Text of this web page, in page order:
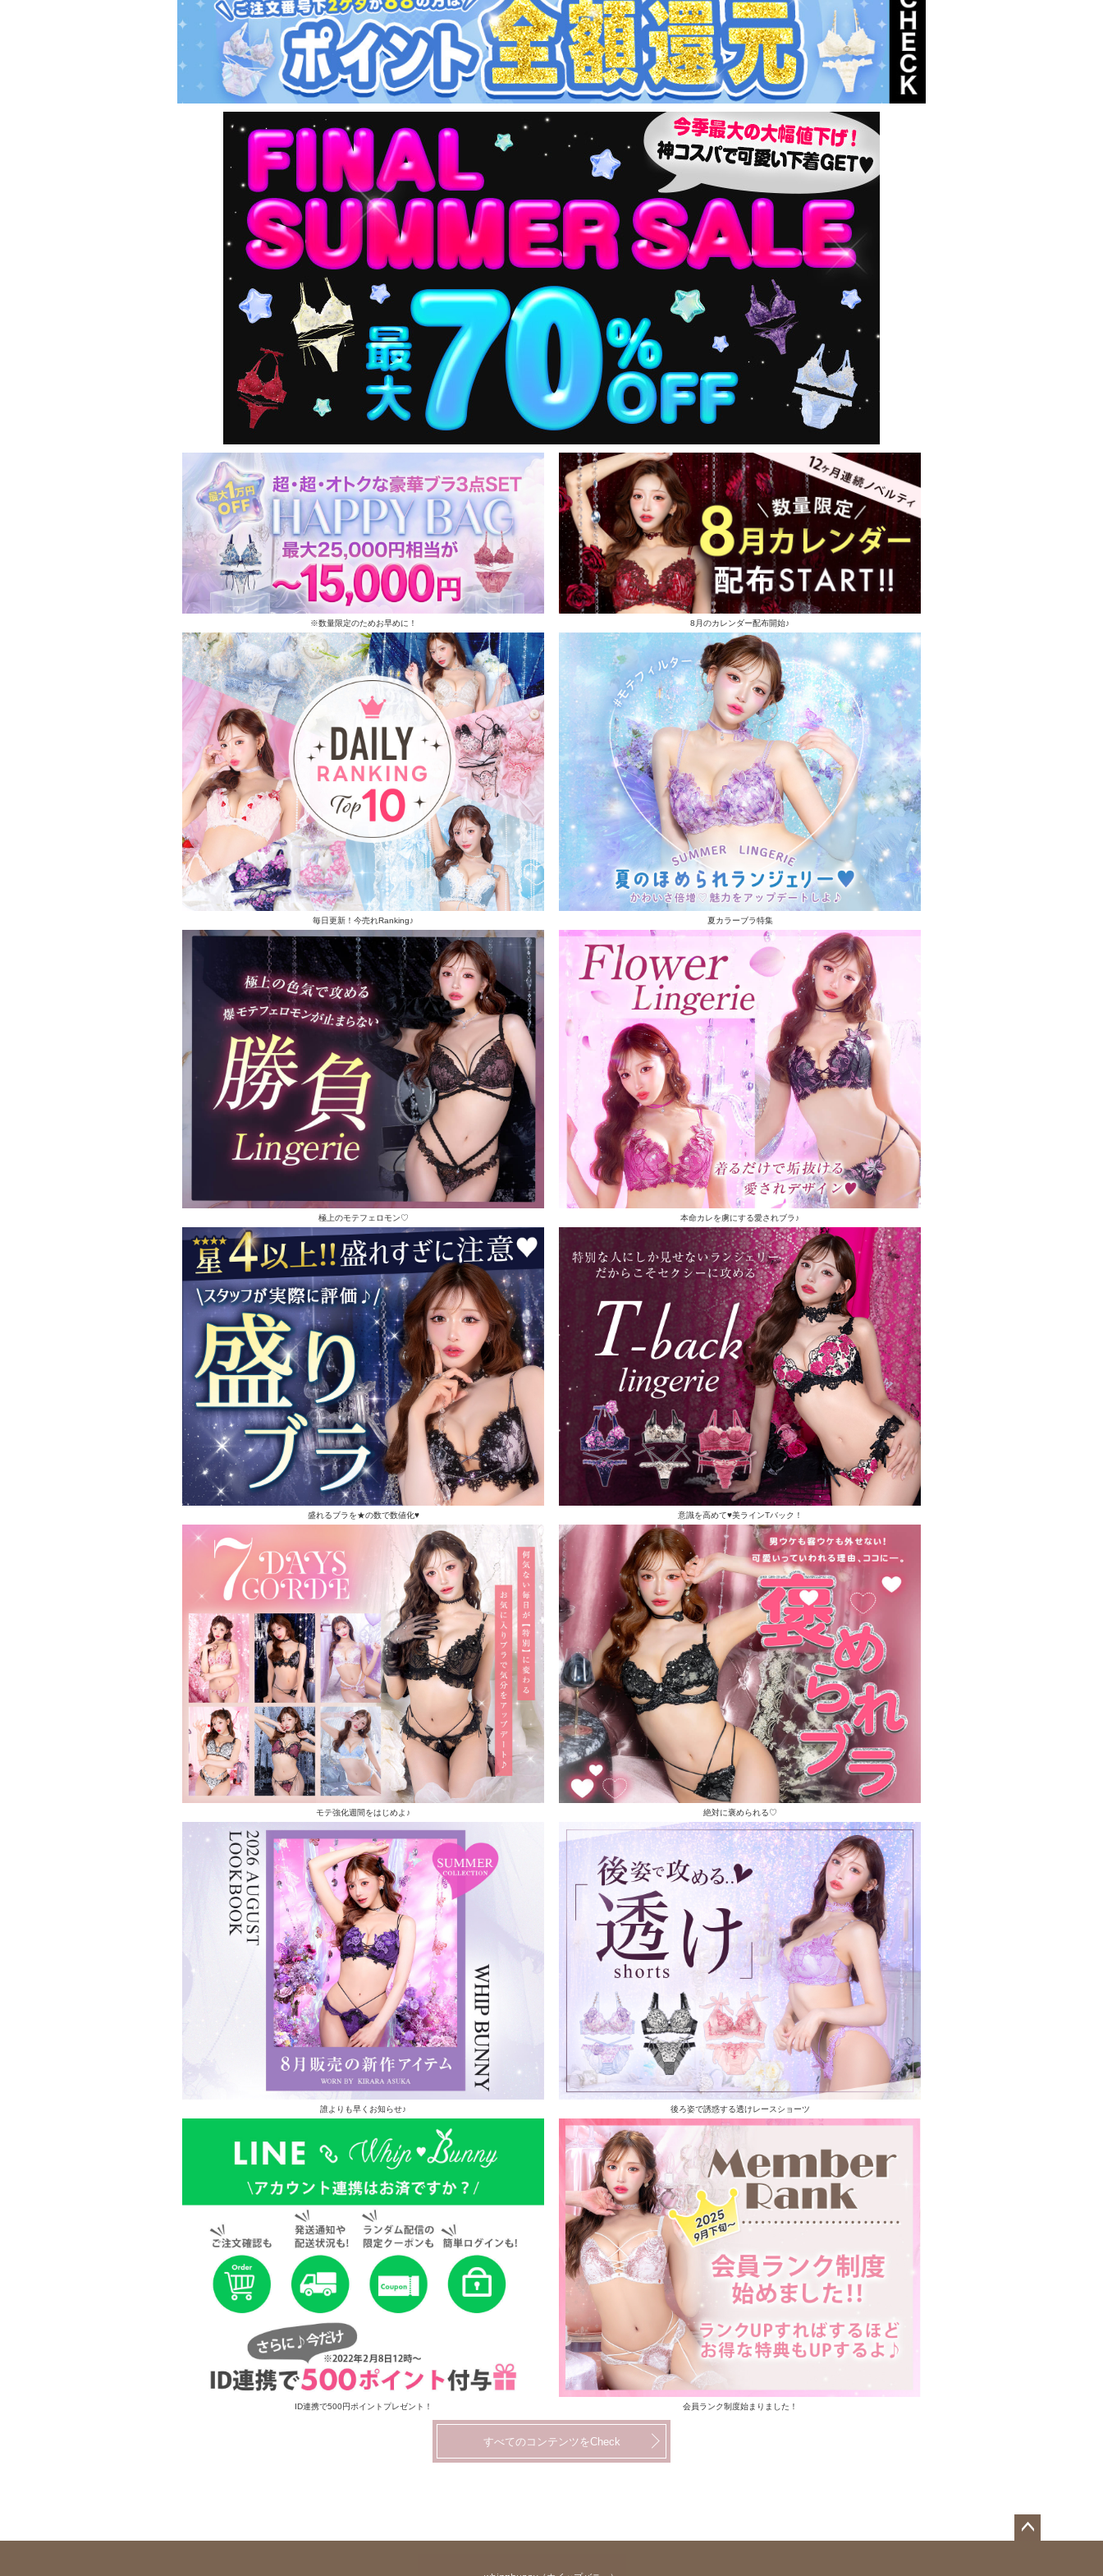
※数量限定のためお早めに！ 8月のカレンダー配布開始♪
毎日更新！今売れRanking♪ 夏カラーブラ特集
極上のモテフェロモン♡ 本命カレを虜にする愛されブラ♪
盛れるブラを★の数で数値化♥ 意識を高めて♥美ラインTバック！
モテ強化週間をはじめよ♪ 絶対に褒められる♡
誰よりも早くお知らせ♪ 後ろ姿で誘惑する透けレースショーツ
ID連携で500円ポイントプレゼント！ 会員ランク制度始まりました！
すべてのコンテンツをCheck